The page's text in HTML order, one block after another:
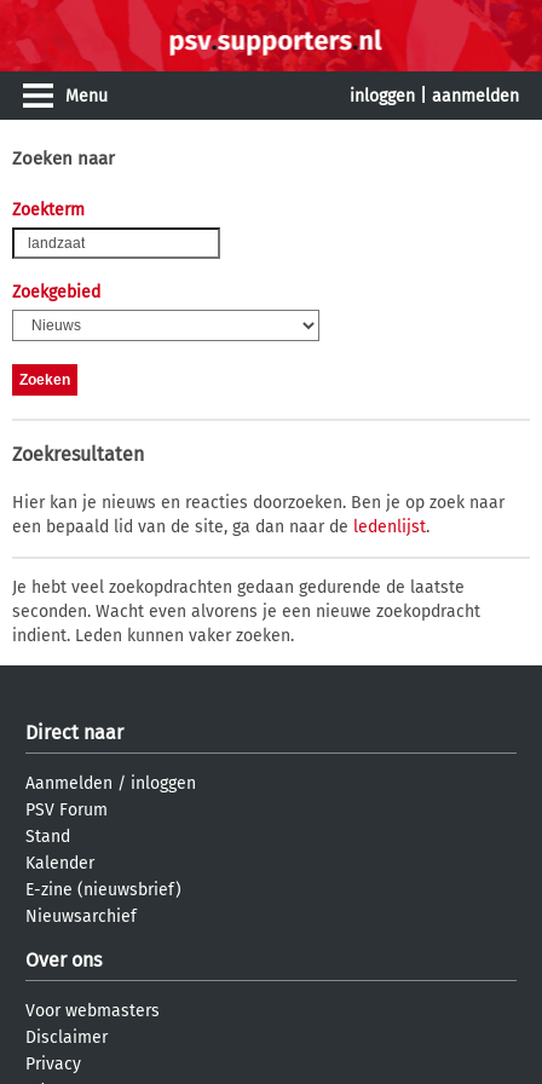
Menu inloggen aanmelden
Zoeken naar
Zoekterm
Zoekgebied
Zoekresultaten
Hier kan je nieuws en reacties doorzoeken. Ben je op zoek naar
een bepaald lid van de site, ga dan naar de ledenlijst.
Je hebt veel zoekopdrachten gedaan gedurende de laatste
seconden. Wacht even alvorens je een nieuwe zoekopdracht
indient. Leden kunnen vaker zoeken.
Direct naar
Aanmelden / inloggen
PSV Forum
Stand
Kalender
E-zine (nieuwsbrief)
Nieuwsarchief
Over ons
Voor webmasters
Disclaimer
Privacy